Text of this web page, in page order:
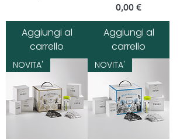
Aggiungi al
carrello
Prezzo
0,00 €
Aggiungi al
carrello
NOVITA' NOVITA'